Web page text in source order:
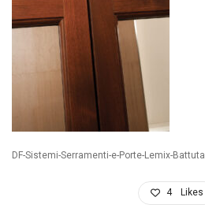
DF-Sistemi-Serramenti-e-Porte-Lemix-Battuta
4 Likes